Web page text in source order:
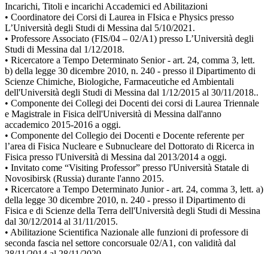
Incarichi, Titoli e incarichi Accademici ed Abilitazioni
• Coordinatore dei Corsi di Laurea in FIsica e Physics presso
L’Università degli Studi di Messina dal 5/10/2021.
• Professore Associato (FIS/04 – 02/A1) presso L’Università degli
Studi di Messina dal 1/12/2018.
• Ricercatore a Tempo Determinato Senior - art. 24, comma 3, lett.
b) della legge 30 dicembre 2010, n. 240 - presso il Dipartimento di
Scienze Chimiche, Biologiche, Farmaceutiche ed Ambientali
dell'Università degli Studi di Messina dal 1/12/2015 al 30/11/2018..
• Componente dei Collegi dei Docenti dei corsi di Laurea Triennale
e Magistrale in Fisica dell'Università di Messina dall'anno
accademico 2015-2016 a oggi.
• Componente del Collegio dei Docenti e Docente referente per
l’area di Fisica Nucleare e Subnucleare del Dottorato di Ricerca in
Fisica presso l'Università di Messina dal 2013/2014 a oggi.
• Invitato come “Visiting Professor” presso l'Università Statale di
Novosibirsk (Russia) durante l'anno 2015.
• Ricercatore a Tempo Determinato Junior - art. 24, comma 3, lett. a)
della legge 30 dicembre 2010, n. 240 - presso il Dipartimento di
Fisica e di Scienze della Terra dell'Università degli Studi di Messina
dal 30/12/2014 al 31/11/2015.
• Abilitazione Scientifica Nazionale alle funzioni di professore di
seconda fascia nel settore concorsuale 02/A1, con validità dal